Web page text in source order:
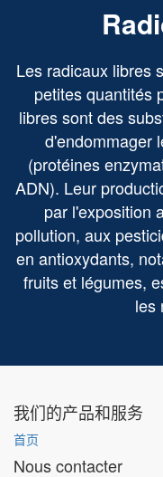
Les radicaux libres
petites quantités
libres sont des
d'endommager
(protéines
ADN). Leur
par l'exposition
pollution, aux
en antioxydants,
fruits et légumes,
les
我们的产品和服务
首页
Nous contacter